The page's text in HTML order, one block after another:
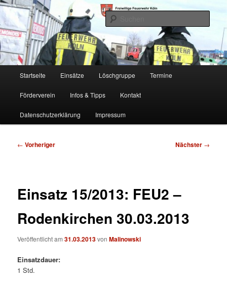
Zum
primären
Inhalt
springenFF Köln, LG RD
Freiwillige Feuerwehr Köln, Löschgruppe Rodenkirchen
Startseite Einsätze Löschgruppe Termine
Förderverein Infos & Tipps Kontakt
Datenschutzerklärung Impressum
Beitragsnavigation
← Vorheriger Nächster →
Einsatz 15/2013: FEU2 –
Rodenkirchen 30.03.2013
Veröffentlicht am31.03.2013vonMalinowski
Einsatzdauer:
1 Std.